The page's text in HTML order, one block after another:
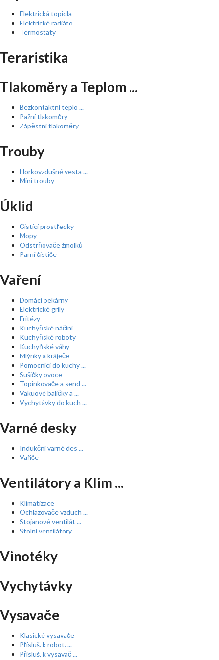
Elektrická topidla
Elektrické radiáto ...
Termostaty
Teraristika
Tlakoměry a Teplom ...
Bezkontaktní teplo ...
Pažní tlakoměry
Zápěstní tlakoměry
Trouby
Horkovzdušné vesta ...
Mini trouby
Úklid
Čistící prostředky
Mopy
Odstrňovače žmolků
Parní čističe
Vaření
Domácí pekárny
Elektrické grily
Fritézy
Kuchyňské náčiní
Kuchyňské roboty
Kuchyňské váhy
Mlýnky a kráječe
Pomocníci do kuchy ...
Sušičky ovoce
Topinkovače a send ...
Vakuové baličky a ...
Vychytávky do kuch ...
Varné desky
Indukční varné des ...
Vařiče
Ventilátory a Klim ...
Klimatizace
Ochlazovače vzduch ...
Stojanové ventilát ...
Stolní ventilátory
Vinotéky
Vychytávky
Vysavače
Klasické vysavače
Přísluš. k robot. ...
Přísluš. k vysavač ...